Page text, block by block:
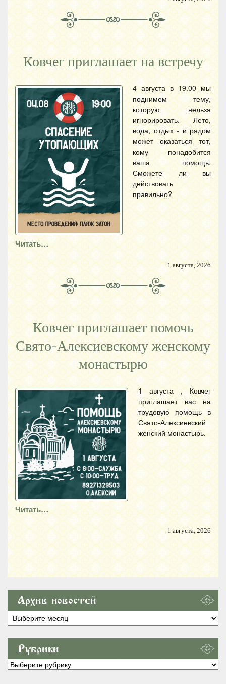
Ковчег приглашает на встречу
4 августа в 19.00 мы
поднимем тему,
которую нельзя
игнорировать. Лето,
вода, отдых - и рядом
может оказаться тот,
кому понадобится
ваша помощь.
Сможете ли вы
действовать
правильно?
Читать…
1 августа, 2026
Ковчег приглашает помочь
Свято-Алексиевскому женскому
монастырю
1 августа , Ковчег
приглашает вас на
трудовую помощь в
Свято-Алексиевский
женский монастырь.
Читать…
1 августа, 2026
Архив новостей
Архив
новостей
Рубрики
Рубрики